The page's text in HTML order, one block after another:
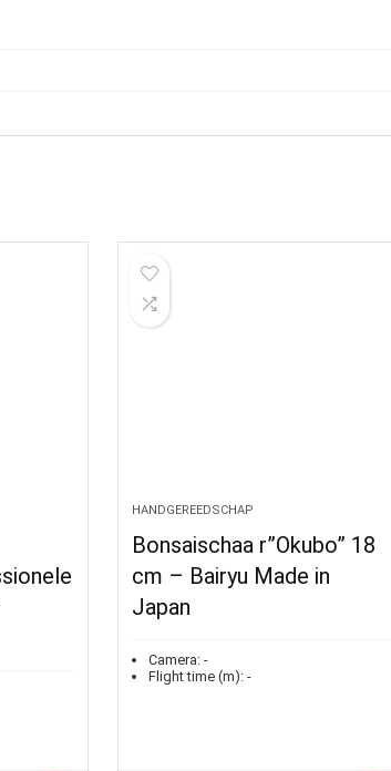
HANDGEREEDSCHAP
Bonsaischaa r”Okubo” 18
cm – Bairyu Made in
Japan
Camera: -
Flight time (m): -